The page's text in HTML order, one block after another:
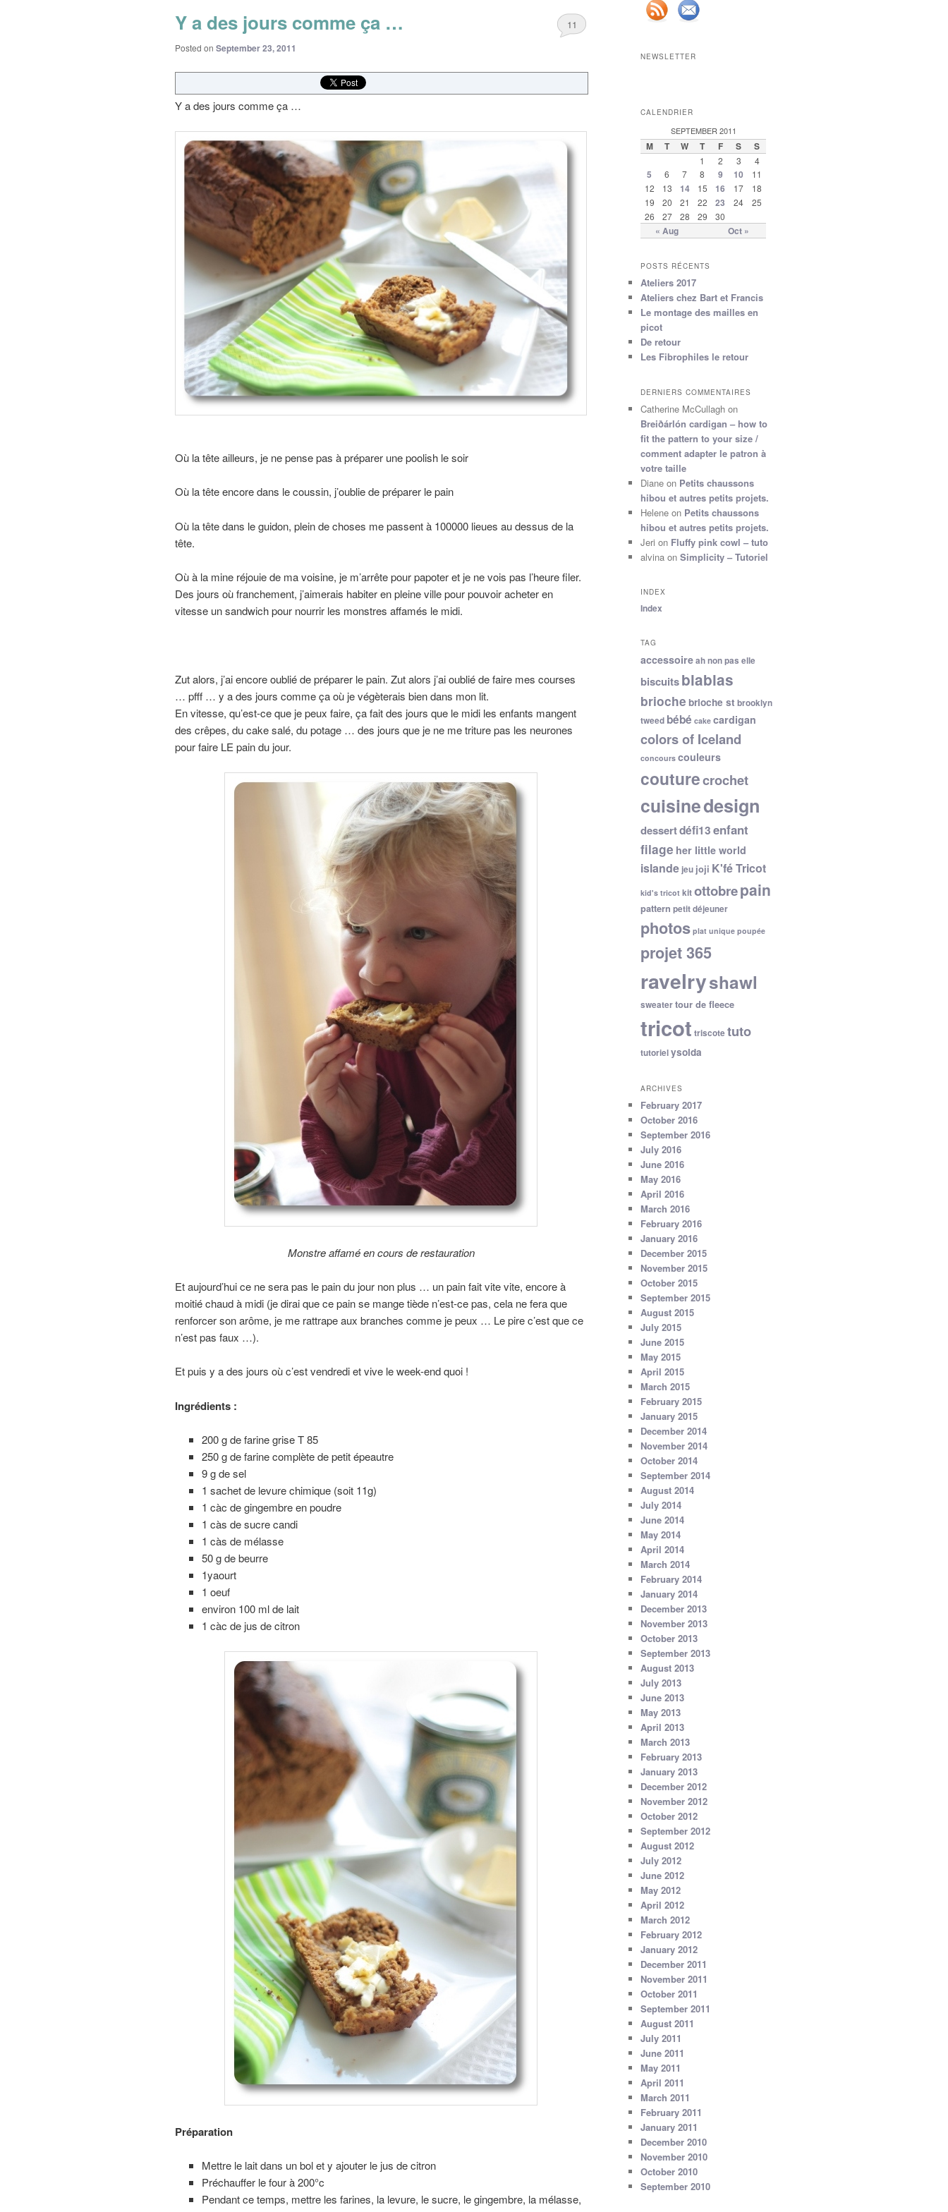
Y a des jours comme ça …
Posted on September 23, 2011
11
Y a des jours comme ça …
Où la tête ailleurs, je ne pense pas à préparer une poolish le soir
Où la tête encore dans le coussin, j’oublie de préparer le pain
Où la tête dans le guidon, plein de choses me passent à 100000 lieues au dessus de la
tête.
Où à la mine réjouie de ma voisine, je m’arrête pour papoter et je ne vois pas l’heure filer.
Des jours où franchement, j’aimerais habiter en pleine ville pour pouvoir acheter en
vitesse un sandwich pour nourrir les monstres affamés le midi.
Zut alors, j’ai encore oublié de préparer le pain. Zut alors j’ai oublié de faire mes courses
… pfff … y a des jours comme ça où je végèterais bien dans mon lit.
En vitesse, qu’est-ce que je peux faire, ça fait des jours que le midi les enfants mangent
des crêpes, du cake salé, du potage … des jours que je ne me triture pas les neurones
pour faire LE pain du jour.
Monstre affamé en cours de restauration
Et aujourd’hui ce ne sera pas le pain du jour non plus … un pain fait vite vite, encore à
moitié chaud à midi (je dirai que ce pain se mange tiède n’est-ce pas, cela ne fera que
renforcer son arôme, je me rattrape aux branches comme je peux … Le pire c’est que ce
n’est pas faux …).
Et puis y a des jours où c’est vendredi et vive le week-end quoi !
Ingrédients :
200 g de farine grise T 85
250 g de farine complète de petit épeautre
9 g de sel
1 sachet de levure chimique (soit 11g)
1 càc de gingembre en poudre
1 càs de sucre candi
1 càs de mélasse
50 g de beurre
1yaourt
1 oeuf
environ 100 ml de lait
1 càc de jus de citron
Préparation
Mettre le lait dans un bol et y ajouter le jus de citron
Préchauffer le four à 200°c
Pendant ce temps, mettre les farines, la levure, le sucre, le gingembre, la mélasse,
NEWSLETTER
CALENDRIER
SEPTEMBER 2011
M T W T F S S
« Aug Oct »
1 2 3 4
5 6 7 8 9 10
11
12
13 14 15 16 17
18
19
20 21 22 23 24
25
26
27 28 29 30
POSTS RÉCENTS
Ateliers 2017
Ateliers chez Bart et Francis
Le montage des mailles en
picot
De retour
Les Fibrophiles le retour
DERNIERS COMMENTAIRES
Catherine McCullagh on
Breiðárlón cardigan – how to
fit the pattern to your size /
comment adapter le patron à
votre taille
Diane on Petits chaussons
hibou et autres petits projets.
Helene on Petits chaussons
hibou et autres petits projets.
Jeri on Fluffy pink cowl – tuto
alvina on Simplicity – Tutoriel
INDEX
Index
TAG
accessoireah non pas elle
biscuitsblablas
brioche brioche st brooklyn
tweed bébé cake cardigan
colors of Iceland
concours couleurs
couturecrochet
cuisinedesign
dessertdéfi13enfant
filage her little world
islande jeu joji K'fé Tricot
kid's tricot kitottobrepain
pattern petit déjeuner
photos plat unique poupée
projet 365
ravelryshawl
sweatertour de fleece
tricot triscote tuto
tutorielysolda
ARCHIVES
February 2017
October 2016
September 2016
July 2016
June 2016
May 2016
April 2016
March 2016
February 2016
January 2016
December 2015
November 2015
October 2015
September 2015
August 2015
July 2015
June 2015
May 2015
April 2015
March 2015
February 2015
January 2015
December 2014
November 2014
October 2014
September 2014
August 2014
July 2014
June 2014
May 2014
April 2014
March 2014
February 2014
January 2014
December 2013
November 2013
October 2013
September 2013
August 2013
July 2013
June 2013
May 2013
April 2013
March 2013
February 2013
January 2013
December 2012
November 2012
October 2012
September 2012
August 2012
July 2012
June 2012
May 2012
April 2012
March 2012
February 2012
January 2012
December 2011
November 2011
October 2011
September 2011
August 2011
July 2011
June 2011
May 2011
April 2011
March 2011
February 2011
January 2011
December 2010
November 2010
October 2010
September 2010